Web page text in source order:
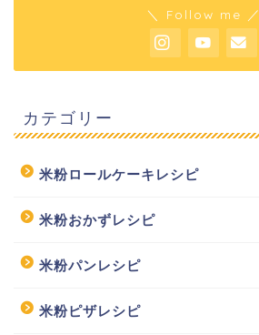
＼ Follow me ／
カテゴリー
米粉ロールケーキレシピ
米粉おかずレシピ
米粉パンレシピ
米粉ピザレシピ